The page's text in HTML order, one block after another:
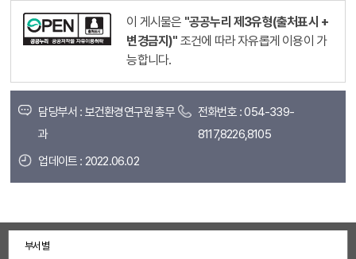
이 게시물은 "공공누리 제3유형(출처표시 +
변경금지)" 조건에 따라 자유롭게 이용이 가
능합니다.
담당부서 : 보건환경연구원 총무
과
전화번호 : 054-339-
8117,8226,8105
업데이트 : 2022.06.02
부서별